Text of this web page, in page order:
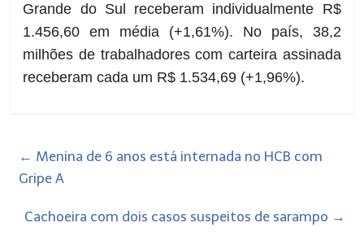
Grande do Sul receberam individualmente R$
1.456,60 em média (+1,61%). No país, 38,2
milhões de trabalhadores com carteira assinada
receberam cada um R$ 1.534,69 (+1,96%).
← Menina de 6 anos está internada no HCB com
Gripe A
Cachoeira com dois casos suspeitos de sarampo →